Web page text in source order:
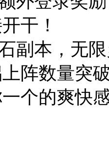
干！
副本，无
阵数量突
个的爽快